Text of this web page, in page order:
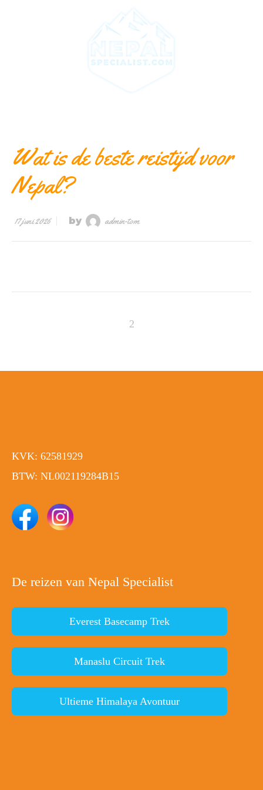
Wat is de beste reistijd voor
Nepal?
17 juni 2026 by admin-tom
KVK: 62581929
BTW: NL002119284B15
De reizen van Nepal Specialist
Everest Basecamp Trek
Manaslu Circuit Trek
Ultieme Himalaya Avontuur